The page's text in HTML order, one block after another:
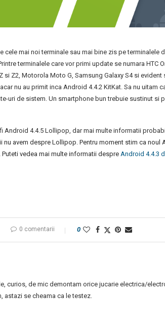
cele mai noi terminale sau mai bine zis pe terminalele
terminalele care vor primi update se numara HTC
Z2, Motorola Moto G, Samsung Galaxy S4 si evident
nu au primit inca Android 4.4.2 KitKat. Sa nu uitam
uri de sistem. Un smartphone bun trebuie sustinut si
Android 4.4.5 Lollipop, dar mai multe informatii
avem despre Lollipop. Pentru moment stim ca noul
vedea mai multe informatii despre Android 4.4.3
0 comentarii 0
curios, de mic demontam orice jucarie electrica/
astazi se cheama ca le testez.